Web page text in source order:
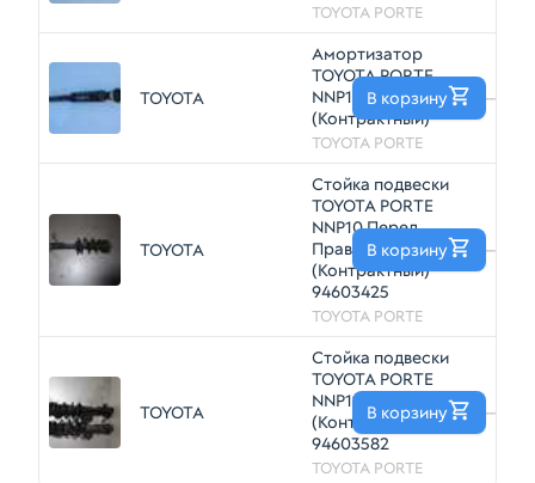
TOYOTA PORTE
TOYOTA
Амортизатор
TOYOTA PORTE
NNP10 2NZFE Зад
(Контрактный)
TOYOTA PORTE
—
В корзину
TOYOTA
Стойка подвески
TOYOTA PORTE
NNP10 Перед
Прав
(Контрактный)
94603425
TOYOTA PORTE
—
В корзину
TOYOTA
Стойка подвески
TOYOTA PORTE
NNP11 Перед Пара
(Контрактный)
94603582
TOYOTA PORTE
—
В корзину